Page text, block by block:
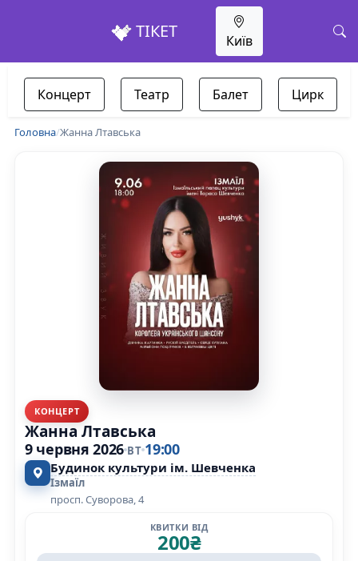
ТІКЕТ Київ
Концерт Театр Балет Цирк
Головна/Жанна Лтавська
КОНЦЕРТ
Жанна Лтавська
9 червня 2026 ВТ 19:00
Будинок культури ім. Шевченка
Ізмаїл
просп. Суворова, 4
КВИТКИ ВІД
200₴